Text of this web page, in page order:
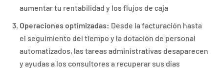
aumentar tu rentabilidad y los flujos de caja
Operaciones optimizadas: Desde la facturación hasta
el seguimiento del tiempo y la dotación de personal
automatizados, las tareas administrativas desaparecen
y ayudas a los consultores a recuperar sus días